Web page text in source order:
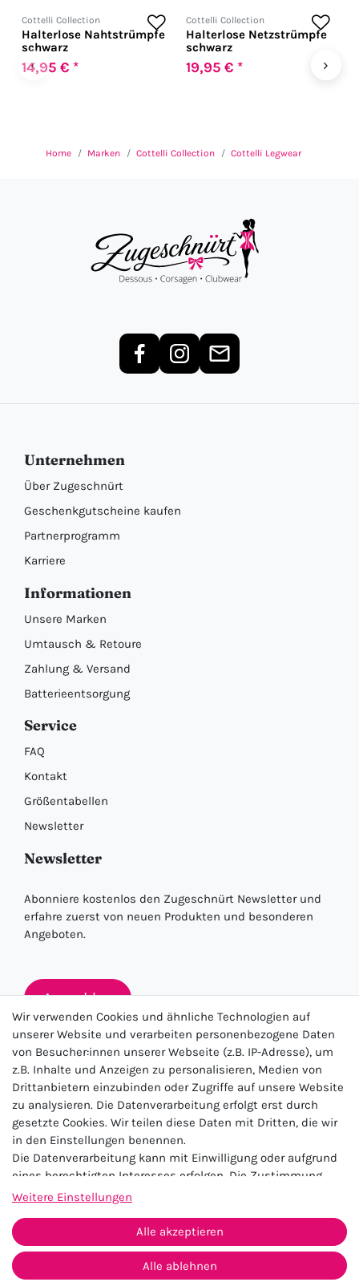
‹
Cottelli Collection
Halterlose Nahtstrümpfe
schwarz
14,95 € *
Cottelli Collection
Halterlose Netzstrümpfe
schwarz
19,95 € * ›
Home Marken Cottelli Collection Cottelli Legwear
Unternehmen
Über Zugeschnürt
Geschenkgutscheine kaufen
Partnerprogramm
Karriere
Informationen
Unsere Marken
Umtausch & Retoure
Zahlung & Versand
Batterieentsorgung
Service
FAQ
Kontakt
Größentabellen
Newsletter
Newsletter
Abonniere kostenlos den Zugeschnürt Newsletter und
erfahre zuerst von neuen Produkten und besonderen
Angeboten.
Anmelden
★★★★★
4.5 / 5.0 (23.143)
Impressum Daten­schutz­erklärung
AGB
Widerrufs­recht
Kontakt
Vertrag widerrufen
Wir verwenden Cookies und ähnliche Technologien auf
unserer Website und verarbeiten personenbezogene Daten
von Besucher:innen unserer Webseite (z.B. IP-Adresse), um
z.B. Inhalte und Anzeigen zu personalisieren, Medien von
Drittanbietern einzubinden oder Zugriffe auf unsere Website
zu analysieren. Die Datenverarbeitung erfolgt erst durch
gesetzte Cookies. Wir teilen diese Daten mit Dritten, die wir
in den Einstellungen benennen.
Die Datenverarbeitung kann mit Einwilligung oder aufgrund
eines berechtigten Interesses erfolgen. Die Zustimmung
kann erteilt oder abgelehnt werden. Es besteht das Recht,
Zeitpunkt zu ändern oder zu widerrufen. Beachten Sie unser
Impressumund weitere Hinweise zur Verwendung
personenbezogener Daten in unserer
Weitere Einstellungen
Alle akzeptieren
Alle ablehnen